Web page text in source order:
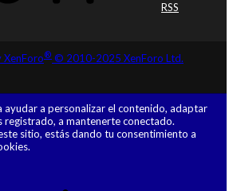
RSS
® © 2010-2025 XenForo Ltd.
ayudar a personalizar el contenido, adaptar
registrado, a mantenerte conectado.
sitio, estás dando tu consentimiento a